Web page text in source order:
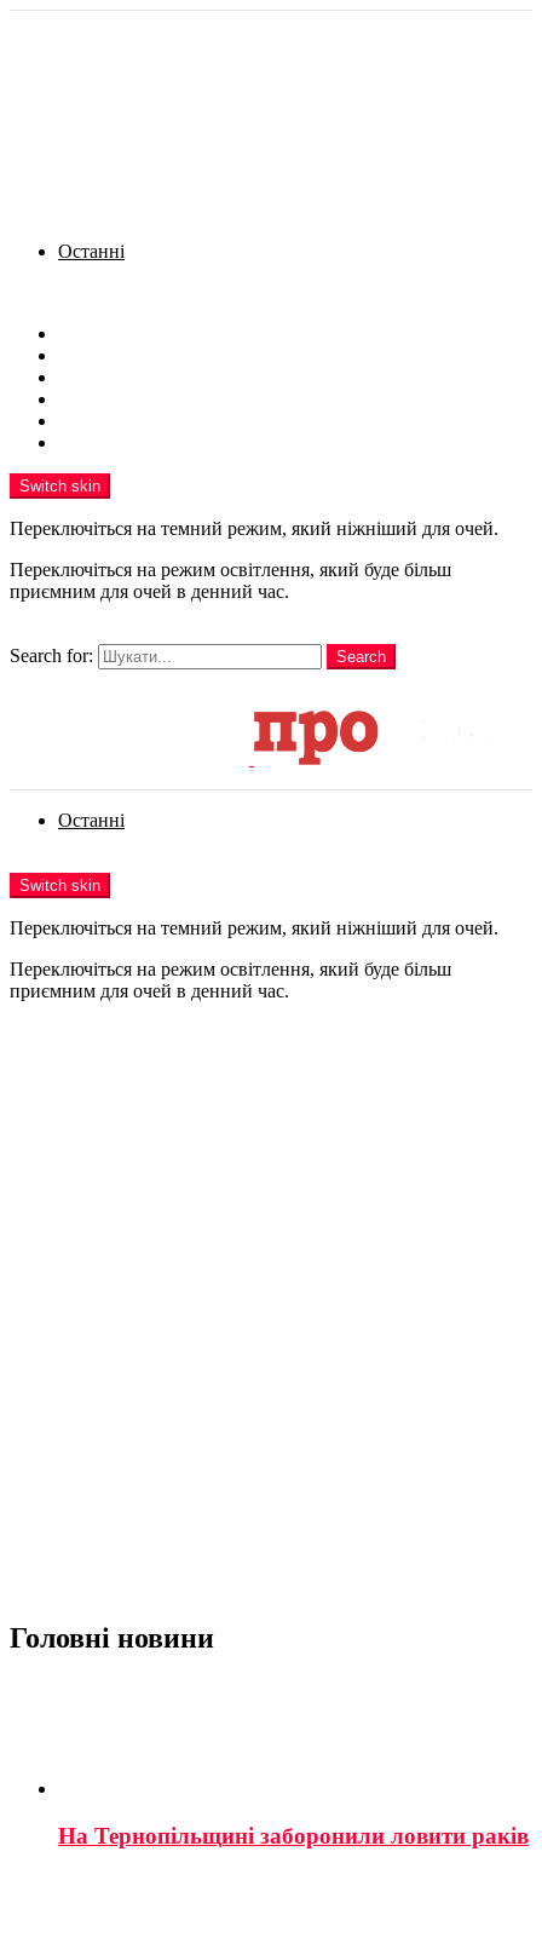
Останні
Switch skin
Переключіться на темний режим, який ніжніший для очей.
Переключіться на режим освітлення, який буде більш
приємним для очей в денний час.
Search for:
Search
Останні
Switch skin
Переключіться на темний режим, який ніжніший для очей.
Переключіться на режим освітлення, який буде більш
приємним для очей в денний час.
Головні новини
На Тернопільщині заборонили ловити раків